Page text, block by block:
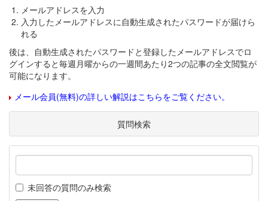
メールアドレスを入力
入力したメールアドレスに自動生成されたパスワードが届けら
れる
後は、自動生成されたパスワードと登録したメールアドレスでロ
グインすると毎週月曜からの一週間あたり2つの記事の全文閲覧が
可能になります。
メール会員(無料)の詳しい解説はこちらをご覧ください。
質問検索
未回答の質問のみ検索